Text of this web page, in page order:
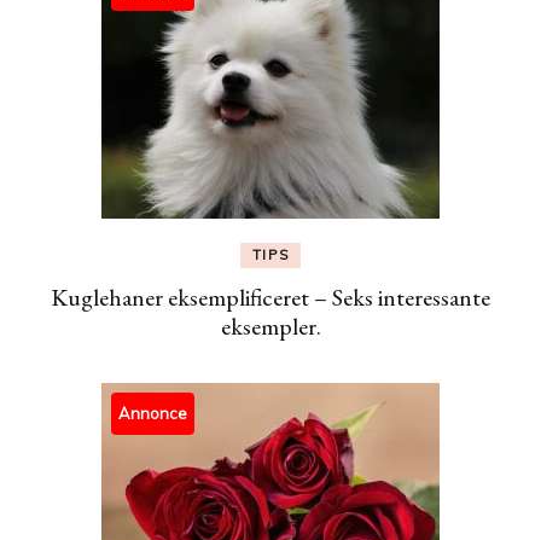
TIPS
Kuglehaner eksemplificeret – Seks interessante
eksempler.
Annonce